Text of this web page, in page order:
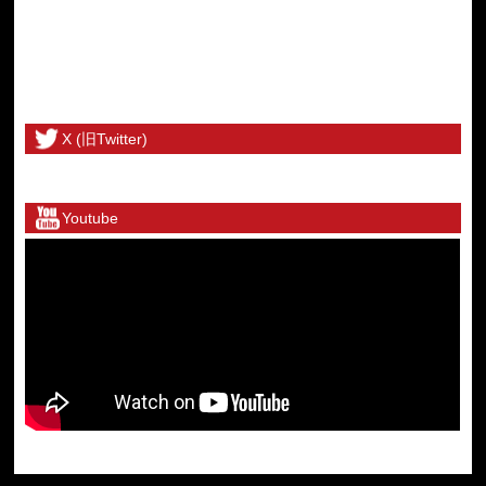
X (旧Twitter)
Youtube